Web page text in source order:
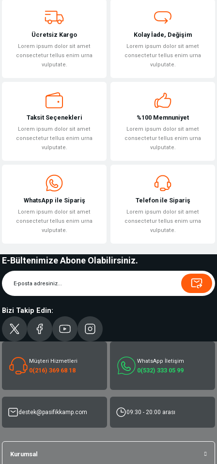
Bu ürüne benzer farklı alternatifler olmalı.
Ücretsiz Kargo
Lorem ipsum dolor sit amet
consectetur tellus enim urna
vulputate.
Kolay İade, Değişim
Lorem ipsum dolor sit amet
consectetur tellus enim urna
vulputate.
Taksit Seçenekleri
Lorem ipsum dolor sit amet
consectetur tellus enim urna
vulputate.
%100 Memnuniyet
Lorem ipsum dolor sit amet
consectetur tellus enim urna
vulputate.
WhatsApp ile Sipariş
Lorem ipsum dolor sit amet
consectetur tellus enim urna
vulputate.
Telefon ile Sipariş
Lorem ipsum dolor sit amet
consectetur tellus enim urna
vulputate.
E-Bültenimize Abone Olabilirsiniz.
Bizi Takip Edin:
Müşteri Hizmetleri
0(216) 369 68 18
WhatsApp İletişim
0(532) 333 05 99
destek@pasifikkamp.com 09:30 - 20:00 arası
Kurumsal